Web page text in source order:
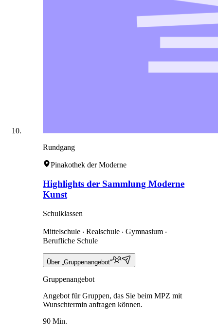
Rundgang
Pinakothek der Moderne
Highlights der Sammlung Moderne
Kunst
Schulklassen
Mittelschule ‧ Realschule ‧ Gymnasium ‧
Berufliche Schule
Über „Gruppenangebot“
Gruppenangebot
Angebot für Gruppen, das Sie beim MPZ mit
Wunschtermin anfragen können.
90 Min.